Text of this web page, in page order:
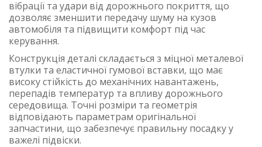
вібрації та удари від дорожнього покриття, що
дозволяє зменшити передачу шуму на кузов
автомобіля та підвищити комфорт під час
керування.
Конструкція деталі складається з міцної металевої
втулки та еластичної гумової вставки, що має
високу стійкість до механічних навантажень,
перепадів температур та впливу дорожнього
середовища. Точні розміри та геометрія
відповідають параметрам оригінальної
запчастини, що забезпечує правильну посадку у
важелі підвіски.